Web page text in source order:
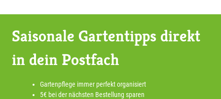
Saisonale Gartentipps direkt
in dein Postfach
Gartenpflege immer perfekt organisiert
5€ bei der nächsten Bestellung sparen